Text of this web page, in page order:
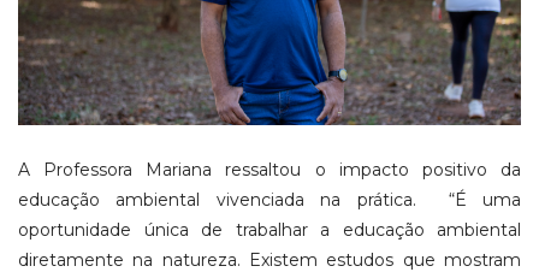
A Professora Mariana ressaltou o impacto positivo da
educação ambiental vivenciada na prática.
“É uma
oportunidade única de trabalhar a educação ambiental
diretamente na natureza. Existem estudos que mostram